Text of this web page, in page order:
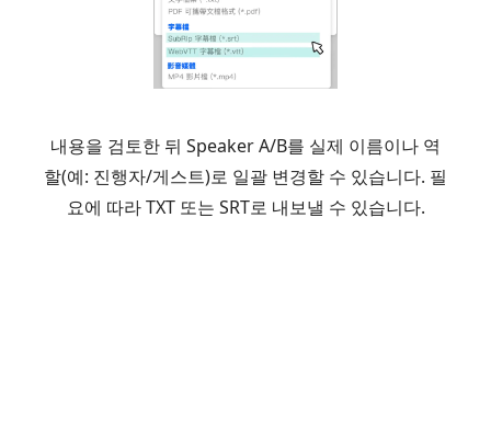
내용을 검토한 뒤 Speaker A/B를 실제 이름이나 역
할(예: 진행자/게스트)로 일괄 변경할 수 있습니다. 필
요에 따라 TXT 또는 SRT로 내보낼 수 있습니다.